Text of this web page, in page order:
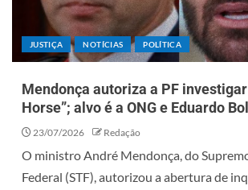
JUSTIÇA NOTÍCIAS POLÍTICA
Mendonça autoriza a PF
Horse”; alvo é a ONG e Eduardo
23/07/2026 Redação
O ministro André Mendonça, do
Federal (STF), autorizou a abertura de